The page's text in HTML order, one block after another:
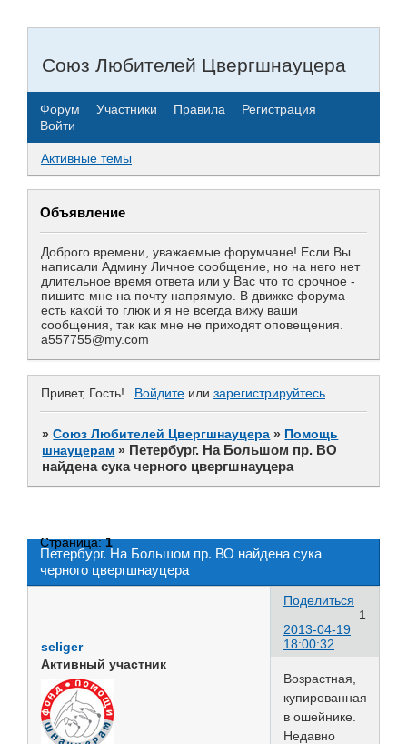
Союз Любителей Цвергшнауцера
Форум Участники Правила
Регистрация
Войти
Активные темы
Объявление
Доброго времени, уважаемые форумчане! Если Вы
написали Админу Личное сообщение, но на него нет
длительное время ответа или у Вас что то срочное -
пишите мне на почту напрямую. В движке форума
есть какой то глюк и я не всегда вижу ваши
сообщения, так как мне не приходят оповещения.
a557755@my.com
Привет, Гость! Войдите или зарегистрируйтесь.
»Союз Любителей Цвергшнауцера » Помощь
шнауцерам » Петербург. На Большом пр. ВО
найдена сука черного цвергшнауцера
Петербург. На Большом пр. ВО найдена сука
черного цвергшнауцера
Страница:1
Поделиться
1
2013-04-19
18:00:32
seliger
Активный участник
Возрастная,
купированная,
в ошейнике.
Недавно